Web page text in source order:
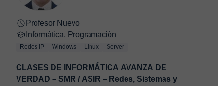
Profesor Nuevo
Informática, Programación
Redes IP Windows Linux Server
CLASES DE INFORMÁTICA AVANZA DE
VERDAD – SMR / ASIR – Redes, Sistemas y